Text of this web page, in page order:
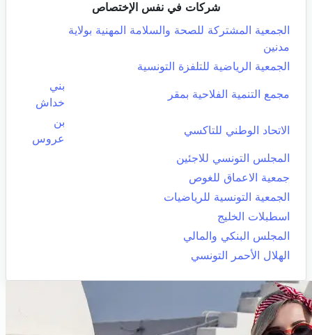
شركات في نفس الإختصاص
الجمعية المشتركة للصحة والسلامة المهنية بولاية
مدنين
الجمعية الرياضية للتلفزة التونسية
مجمع التنمية الفلاحية بمقر
بني
خداش
الاتحاد الوطني للتاكسي
بن
عروس
المجلس التونسي للاجئين
جمعية الاعماق للغوص
الجمعية التونسية للرياضيات
اسطبلات الخليج
المجلس البنكي والمالي
الهلال الأحمر التونسي